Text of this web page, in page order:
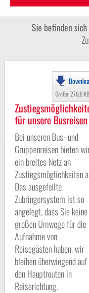
Sie befinden
Größe: 270,9 KB
für unsere Busreisen
Bei unseren Bus- und
Gruppenreisen bieten
ein breites Netz an
Zustiegsmöglichkeiten
Das ausgefeilte
Zubringersystem ist so
angelegt, dass Sie keine
großen Umwege für die
Aufnahme von
Reisegästen haben, wir
bleiben überwiegend auf
den Hauptrouten in
Reiserichtung.